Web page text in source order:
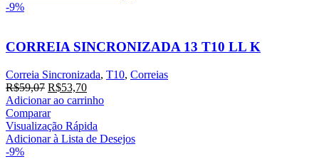
-9%
CORREIA SINCRONIZADA 13 T10 LL K
Correia Sincronizada, T10, Correias
R$59,07 O
preço
original
era:
R$59,07.
R$53,70O
preço
é:
R$53,70.
Adicionar ao carrinho
Comparar
Visualização Rápida
Adicionar à Lista de Desejos
-9%